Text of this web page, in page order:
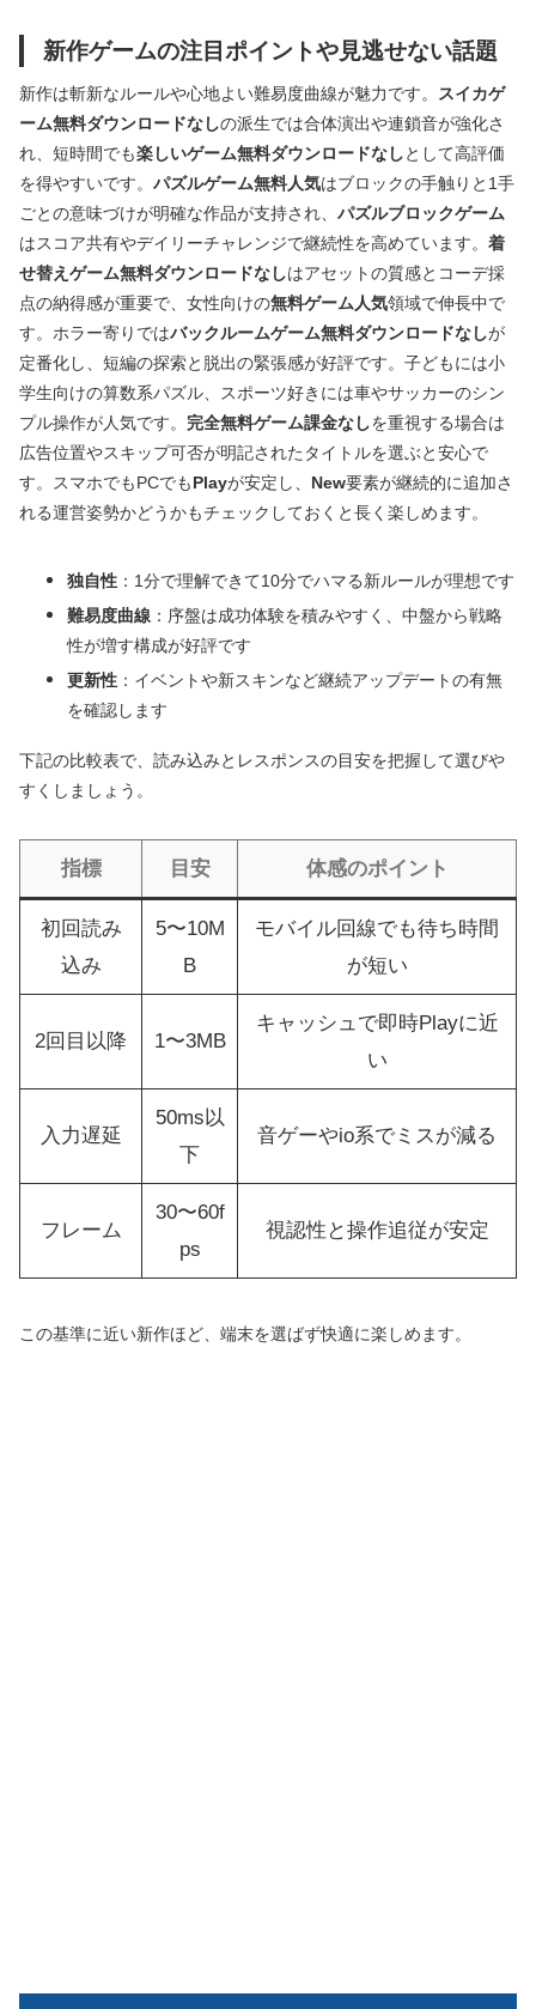
新作ゲームの注目ポイントや見逃せない話題
新作は斬新なルールや心地よい難易度曲線が魅力です。 スイカゲ
ーム無料ダウンロードなしの派生では合体演出や連鎖音が強化さ
れ、短時間でも楽しいゲーム無料ダウンロードなしとして高評価
を得やすいです。 パズルゲーム無料人気はブロックの手触りと1手
ごとの意味づけが明確な作品が支持され、 パズルブロックゲーム
はスコア共有やデイリーチャレンジで継続性を高めています。 着
せ替えゲーム無料ダウンロードなしはアセットの質感とコーデ採
点の納得感が重要で、女性向けの無料ゲーム人気領域で伸長中で
す。ホラー寄りではバックルームゲーム無料ダウンロードなしが
定番化し、短編の探索と脱出の緊張感が好評です。子どもには小
学生向けの算数系パズル、スポーツ好きには車やサッカーのシン
プル操作が人気です。 完全無料ゲーム課金なしを重視する場合は
広告位置やスキップ可否が明記されたタイトルを選ぶと安心で
す。スマホでもPCでもPlayが安定し、 New要素が継続的に追加さ
れる運営姿勢かどうかもチェックしておくと長く楽しめます。
独自性 ：1分で理解できて10分でハマる新ルールが理想です
難易度曲線 ：序盤は成功体験を積みやすく、中盤から戦略
性が増す構成が好評です
更新性 ：イベントや新スキンなど継続アップデートの有無
を確認します
下記の比較表で、読み込みとレスポンスの目安を把握して選びや
すくしましょう。
指標 目安 体感のポイント
初回読み
込み
5〜10M
B
モバイル回線でも待ち時間
が短い
2回目以降 1〜3MB
キャッシュで即時Playに近
い
入力遅延
50ms以
下
音ゲーやio系でミスが減る
フレーム
30〜60f
ps
視認性と操作追従が安定
この基準に近い新作ほど、端末を選ばず快適に楽しめます。